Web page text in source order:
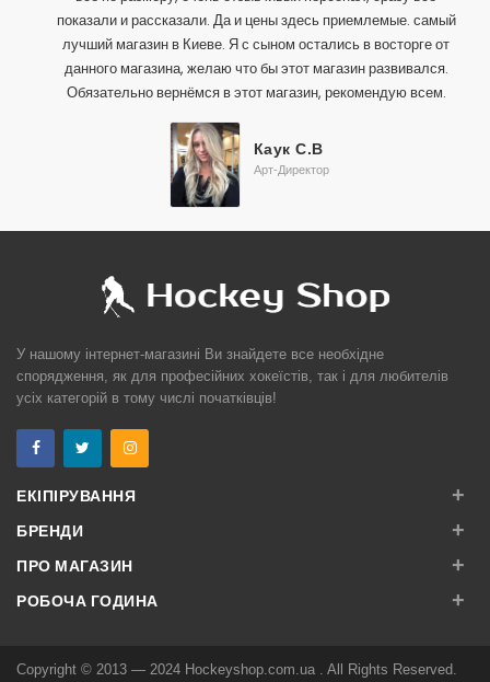
показали и рассказали. Да и цены здесь приемлемые. самый
лучший магазин в Киеве. Я с сыном остались в восторге от
данного магазина, желаю что бы этот магазин развивался.
Обязательно вернёмся в этот магазин, рекомендую всем.
Каук С.В
Арт-Директор
У нашому інтернет-магазині Ви знайдете все необхідне
спорядження, як для професійних хокеїстів, так і для любителів
усіх категорій в тому числі початківців!
ЕКІПІРУВАННЯ +
БРЕНДИ +
ПРО МАГАЗИН +
РОБОЧА ГОДИНА +
Copyright © 2013 — 2024 Hockeyshop.com.ua . All Rights Reserved.